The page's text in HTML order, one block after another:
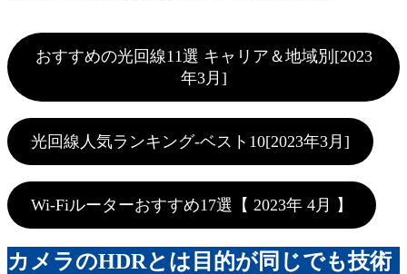
おすすめの光回線11選 キャリア＆地域別[2023
年3月]
光回線人気ランキング-ベスト10[2023年3月]
Wi-Fiルーターおすすめ17選【 2023年 4月 】
カメラのHDRとは目的が同じでも技術